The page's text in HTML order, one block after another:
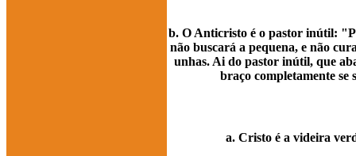
b. O Anticristo é o pastor inútil:
não buscará a pequena, e não
unhas. Ai do pastor inútil, que
braço completamente se
a. Cristo é a videira